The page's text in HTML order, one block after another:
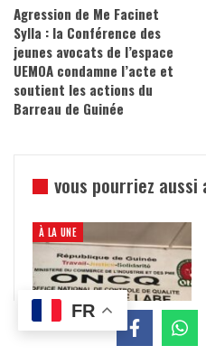
Agression de Me Facinet
Sylla : la Conférence des
jeunes avocats de l’espace
UEMOA condamne l’acte et
soutient les actions du
Barreau de Guinée
vous pourriez aussi
À LA UNE
FR